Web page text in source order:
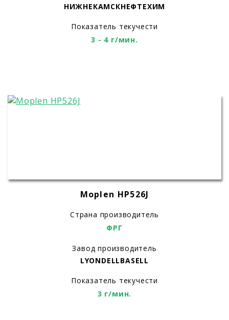
НИЖНЕКАМСКНЕФТЕХИМ
Показатель текучести
3 - 4 г/мин.
Moplen HP526J
Страна производитель
ФРГ
Завод производитель
LYONDELLBASELL
Показатель текучести
3 г/мин.